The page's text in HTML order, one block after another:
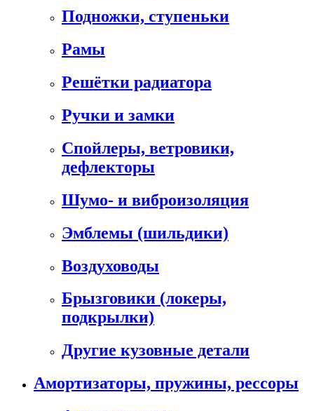
Подножки, ступеньки
Рамы
Решётки радиатора
Ручки и замки
Спойлеры, ветровики,
дефлекторы
Шумо- и виброизоляция
Эмблемы (шильдики)
Воздуховоды
Брызговики (локеры,
подкрылки)
Другие кузовные детали
Амортизаторы, пружины, рессоры